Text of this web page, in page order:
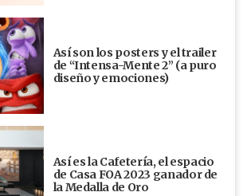
Así son los posters y el trailer
de “Intensa-Mente 2” (a puro
diseño y emociones)
Así es la Cafetería, el espacio
de Casa FOA 2023 ganador de
la Medalla de Oro